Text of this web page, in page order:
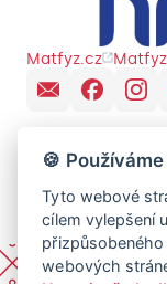
Matfyz.cz
🍪
Tyto webové
cílem vylepšení
webových